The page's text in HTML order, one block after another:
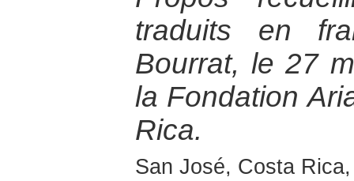
traduits en
Bourrat, le 27
la Fondation
Rica.
San José, Costa